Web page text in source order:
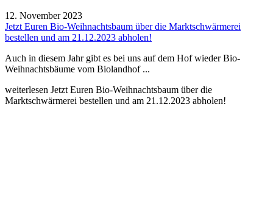
12. November 2023
Jetzt Euren Bio-Weihnachtsbaum über die Marktschwärmerei
bestellen und am 21.12.2023 abholen!
Auch in diesem Jahr gibt es bei uns auf dem Hof wieder Bio-
Weihnachtsbäume vom Biolandhof ...
weiterlesen Jetzt Euren Bio-Weihnachtsbaum über die
Marktschwärmerei bestellen und am 21.12.2023 abholen!